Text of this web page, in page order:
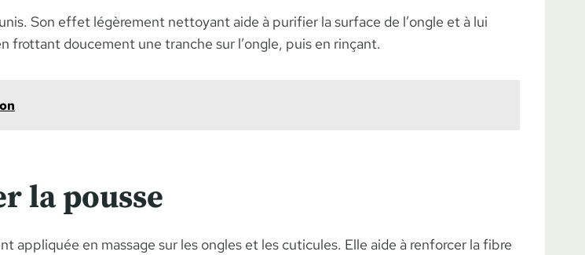
Son effet légèrement nettoyant aide à purifier la surface de l’ongle et à lui
doucement une tranche sur l’ongle, puis en rinçant.
la pousse
en massage sur les ongles et les cuticules. Elle aide à renforcer la fibre